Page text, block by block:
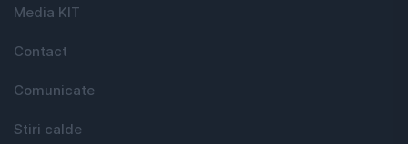
Media KIT
Contact
Comunicate
Stiri calde